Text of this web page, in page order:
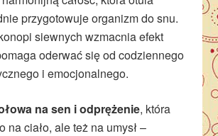
przygotowuje organizm do snu.
siewnych wzmacnia efekt
oderwać się od codziennego
i emocjonalnego.
na sen i odprężenie, która
na ciało, ale też na umysł –